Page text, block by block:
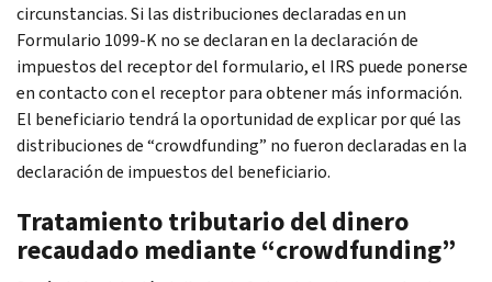
circunstancias. Si las distribuciones declaradas en un
Formulario 1099-K no se declaran en la declaración de
impuestos del receptor del formulario, el IRS puede ponerse
en contacto con el receptor para obtener más información.
El beneficiario tendrá la oportunidad de explicar por qué las
distribuciones de “crowdfunding” no fueron declaradas en la
declaración de impuestos del beneficiario.
Tratamiento tributario del dinero
recaudado mediante “crowdfunding”